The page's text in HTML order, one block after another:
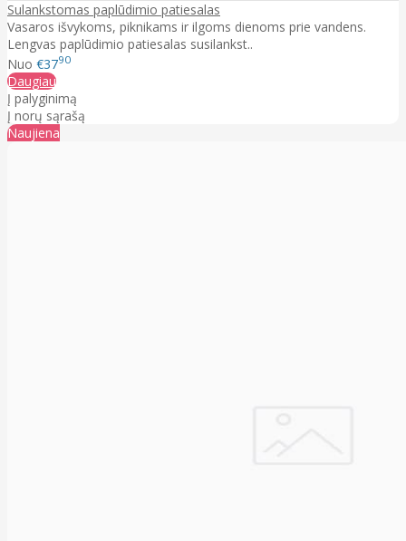
Sulankstomas paplūdimio patiesalas
Vasaros išvykoms, piknikams ir ilgoms dienoms prie vandens.
Lengvas paplūdimio patiesalas susilankst..
Nuo €3790
Daugiau
Į palyginimą
Į norų sąrašą
Naujiena